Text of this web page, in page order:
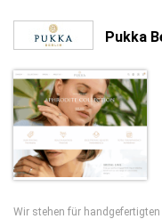
Pukka
Wir stehen für